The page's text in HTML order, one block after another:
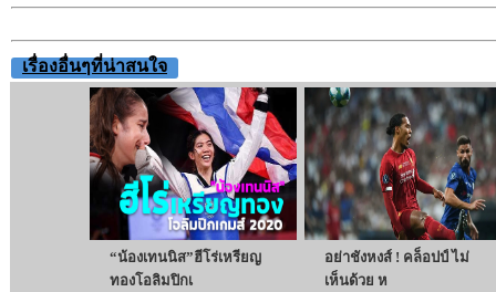
เรื่องอื่นๆที่น่าสนใจ
“น้องเทนนิส”ฮีโร่เหรียญ
ทองโอลิมปิกเ
อย่าชังหงส์ ! คล็อปป์ ไม่
เห็นด้วย ห